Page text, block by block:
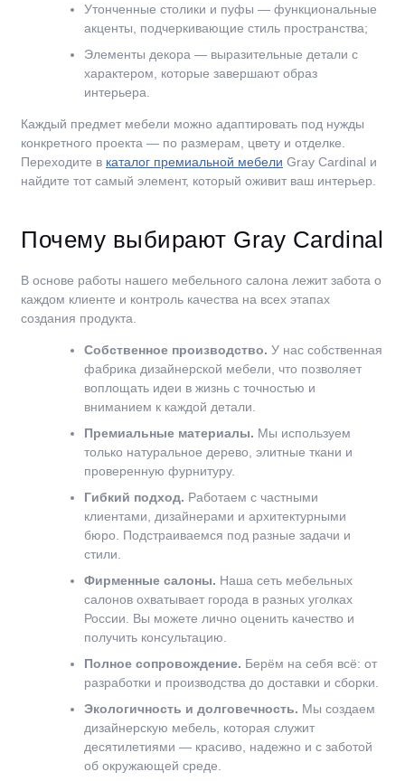
Утонченные столики и пуфы — функциональные
акценты, подчеркивающие стиль пространства;
Элементы декора — выразительные детали с
характером, которые завершают образ
интерьера.
Каждый предмет мебели можно адаптировать под нужды
конкретного проекта — по размерам, цвету и отделке.
Переходите в каталог премиальной мебели Gray Cardinal и
найдите тот самый элемент, который оживит ваш интерьер.
Почему выбирают Gray Cardinal
В основе работы нашего мебельного салона лежит забота о
каждом клиенте и контроль качества на всех этапах
создания продукта.
Собственное производство. У нас собственная
фабрика дизайнерской мебели, что позволяет
воплощать идеи в жизнь с точностью и
вниманием к каждой детали.
Премиальные материалы. Мы используем
только натуральное дерево, элитные ткани и
проверенную фурнитуру.
Гибкий подход. Работаем с частными
клиентами, дизайнерами и архитектурными
бюро. Подстраиваемся под разные задачи и
стили.
Фирменные салоны. Наша сеть мебельных
салонов охватывает города в разных уголках
России. Вы можете лично оценить качество и
получить консультацию.
Полное сопровождение. Берём на себя всё: от
разработки и производства до доставки и сборки.
Экологичность и долговечность. Мы создаем
дизайнерскую мебель, которая служит
десятилетиями — красиво, надежно и с заботой
об окружающей среде.